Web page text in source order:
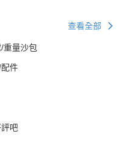
查看全部
重量沙包
件
吧